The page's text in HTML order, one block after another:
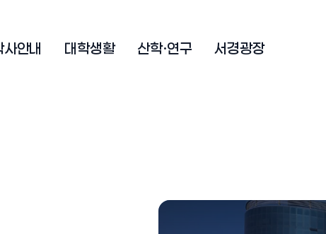
사안내 대학생활 산학·연구 서경광장